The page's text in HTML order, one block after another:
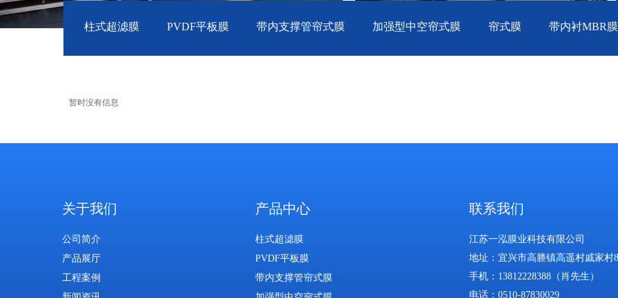
柱式超滤膜 PVDF平板膜 带内支撑管帘式膜 加强型中空帘式膜 帘式膜 带内衬MBR膜
暂时没有信息
关于我们
公司简介
产品展厅
工程案例
产品中心
柱式超滤膜
PVDF平板膜
带内支撑管帘式膜
联系我们
江苏一泓膜业科技有限公司
地址：宜兴市高塍镇高遥村戚家村
手机：13812228388（肖先生）
电话：0510-87830029